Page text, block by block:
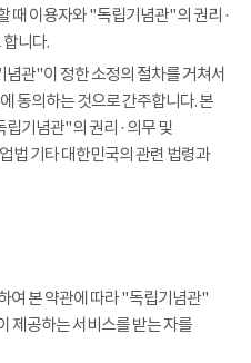
때 이용자와 "독립기념관"의 권리 ·
합니다.
관"이 정한 소정의 절차를 거쳐서
동의하는 것으로 간주합니다. 본
기념관"의 권리 · 의무 및
법 기타 대한민국의 관련 법령과
본 약관에 따라 "독립기념관"
제공하는 서비스를 받는 자를